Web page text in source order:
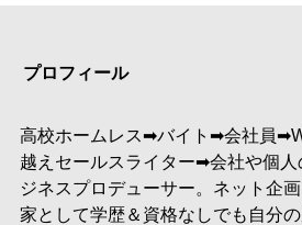
プロフィール
高校ホームレス➡︎バイト➡︎会社員
越えセールスライター➡︎会社や個
ジネスプロデューサー。ネット企
家として学歴＆資格なしでも自分